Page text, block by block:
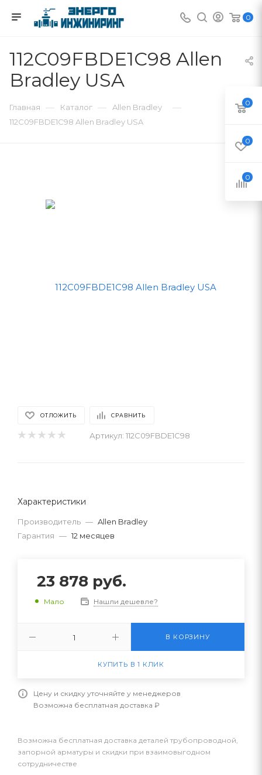
0
112C09FBDE1C98 Allen
Bradley USA
Главная — Каталог — Allen Bradley —
112C09FBDE1C98 Allen Bradley USA
ОТЛОЖИТЬ СРАВНИТЬ
Артикул: 112C09FBDE1C98
Характеристики
Производитель — Allen Bradley
Гарантия — 12 месяцев
23 878 руб.
Мало Нашли дешевле?
В КОРЗИНУ
КУПИТЬ В 1 КЛИК
Цену и скидку уточняйте у менеджеров
Возможна бесплатная доставка ₽
Возможна бесплатная доставка деталей трубопроводной,
запорной арматуры и скидки при взаимовыгодном
сотрудничестве
0
0
0